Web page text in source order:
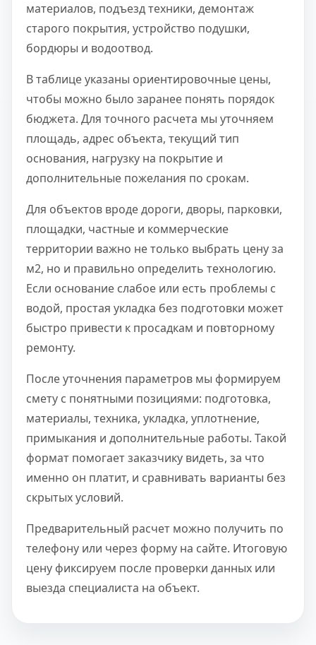
материалов, подъезд техники, демонтаж
старого покрытия, устройство подушки,
бордюры и водоотвод.
В таблице указаны ориентировочные цены,
чтобы можно было заранее понять порядок
бюджета. Для точного расчета мы уточняем
площадь, адрес объекта, текущий тип
основания, нагрузку на покрытие и
дополнительные пожелания по срокам.
Для объектов вроде дороги, дворы, парковки,
площадки, частные и коммерческие
территории важно не только выбрать цену за
м2, но и правильно определить технологию.
Если основание слабое или есть проблемы с
водой, простая укладка без подготовки может
быстро привести к просадкам и повторному
ремонту.
После уточнения параметров мы формируем
смету с понятными позициями: подготовка,
материалы, техника, укладка, уплотнение,
примыкания и дополнительные работы. Такой
формат помогает заказчику видеть, за что
именно он платит, и сравнивать варианты без
скрытых условий.
Предварительный расчет можно получить по
телефону или через форму на сайте. Итоговую
цену фиксируем после проверки данных или
выезда специалиста на объект.